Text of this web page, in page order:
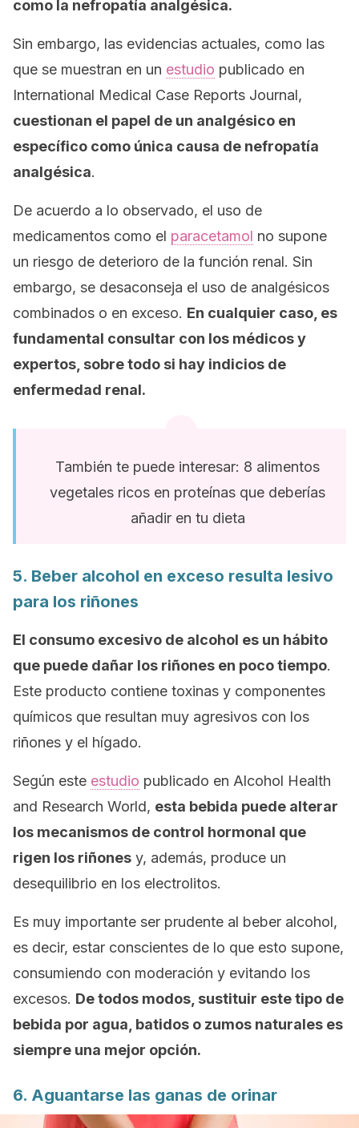
como la nefropatía analgésica.
Sin embargo, las evidencias actuales, como las
que se muestran en un estudio publicado en
International Medical Case Reports Journal,
cuestionan el papel de un analgésico en
específico como única causa de nefropatía
analgésica.
De acuerdo a lo observado, el uso de
medicamentos como el paracetamol no supone
un riesgo de deterioro de la función renal. Sin
embargo, se desaconseja el uso de analgésicos
combinados o en exceso. En cualquier caso, es
fundamental consultar con los médicos y
expertos, sobre todo si hay indicios de
enfermedad renal.
También te puede interesar: 8 alimentos
vegetales ricos en proteínas que deberías
añadir en tu dieta
5. Beber alcohol en exceso resulta lesivo
para los riñones
El consumo excesivo de alcohol es un hábito
que puede dañar los riñones en poco tiempo.
Este producto contiene toxinas y componentes
químicos que resultan muy agresivos con los
riñones y el hígado.
Según este estudio publicado en Alcohol Health
and Research World, esta bebida puede alterar
los mecanismos de control hormonal que
rigen los riñones y, además, produce un
desequilibrio en los electrolitos.
Es muy importante ser prudente al beber alcohol,
es decir, estar conscientes de lo que esto supone,
consumiendo con moderación y evitando los
excesos. De todos modos, sustituir este tipo de
bebida por agua, batidos o zumos naturales es
siempre una mejor opción.
6. Aguantarse las ganas de orinar